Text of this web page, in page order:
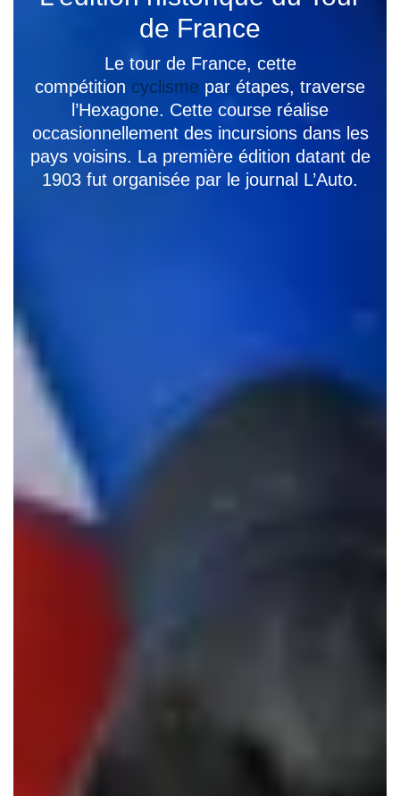
de France
Le tour de France, cette
compétition cyclisme par étapes, traverse
l’Hexagone. Cette course réalise
occasionnellement des incursions dans les
pays voisins. La première édition datant de
1903 fut organisée par le journal L’Auto.